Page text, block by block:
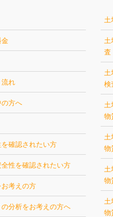
流れ
方へ
確認されたい方
性を確認されたい方
考えの方
分析をお考えの方へ
土
土
査
土
検
土
物
土
物
土
物
土
物